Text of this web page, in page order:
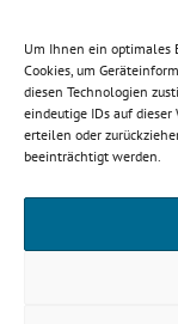
Um Ihnen ein optimales
Cookies, um
diesen Technologien
eindeutige IDs auf
erteilen oder
beeinträchtigt werden.
Kulturbüro
Lahnstein